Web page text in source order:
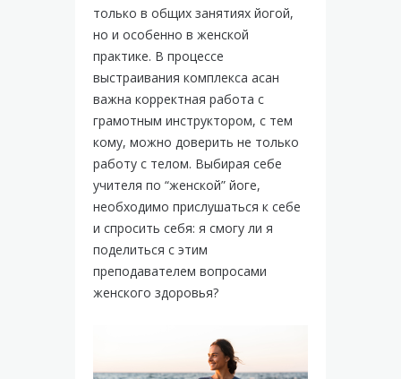
только в общих занятиях йогой,
но и особенно в женской
практике. В процессе
выстраивания комплекса асан
важна корректная работа с
грамотным инструктором, с тем
кому, можно доверить не только
работу с телом. Выбирая себе
учителя по “женской” йоге,
необходимо прислушаться к себе
и спросить себя: я смогу ли я
поделиться с этим
преподавателем вопросами
женского здоровья?